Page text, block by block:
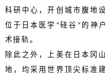
科研中心，开创城市腹地
位于日本医学 “ 硅谷 ” 的神
术接轨。
除此之外，上美在日本冈
地，均采用世界顶尖标准